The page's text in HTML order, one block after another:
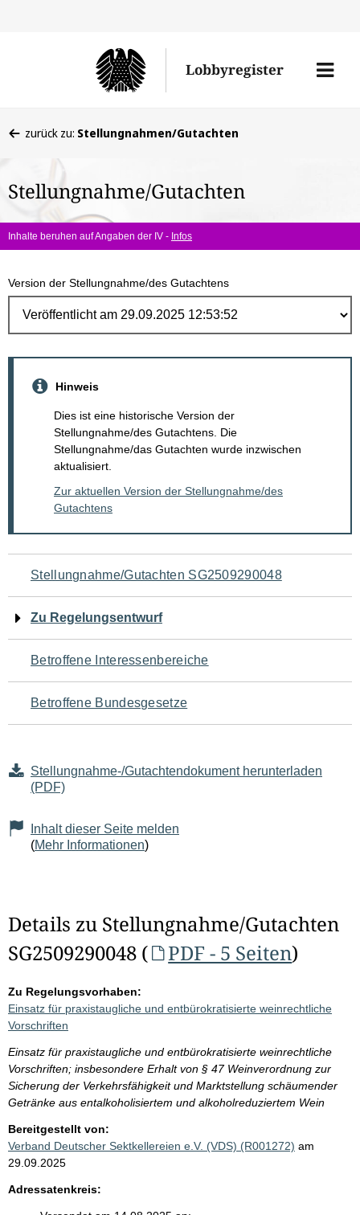
Lobbyregister
Menü
befinden
hier:
zurück zu: Stellungnahmen/Gutachten
Stellungnahme/Gutachten
Inhalte beruhen auf Angaben der IV - Infos
Version der Stellungnahme/des Gutachtens
Hinweis
Dies ist eine historische Version der
Stellungnahme/des Gutachtens. Die
Stellungnahme/das Gutachten wurde inzwischen
aktualisiert.
Zur aktuellen Version der Stellungnahme/des
Gutachtens
Navigation
für
den
Seiteninhalt
Stellungnahme/Gutachten SG2509290048
Zu Regelungsentwurf
Betroffene Interessenbereiche
Betroffene Bundesgesetze
Stellungnahme-/Gutachtendokument herunterladen
(PDF)
Inhalt dieser Seite melden
(Mehr Informationen)
Details zu Stellungnahme/Gutachten
SG2509290048 (
PDF - 5 Seiten)
Zu Regelungsvorhaben:
Einsatz für praxistaugliche und entbürokratisierte weinrechtliche
Vorschriften
Einsatz für praxistaugliche und entbürokratisierte weinrechtliche
Vorschriften; insbesondere Erhalt von § 47 Weinverordnung zur
Sicherung der Verkehrsfähigkeit und Marktstellung schäumender
Getränke aus entalkoholisiertem und alkoholreduziertem Wein
Bereitgestellt von:
Verband Deutscher Sektkellereien e.V. (VDS) (R001272) am
29.09.2025
Adressatenkreis: